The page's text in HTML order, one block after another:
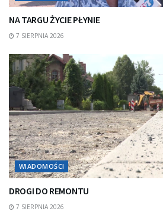
NA TARGU ŻYCIE PŁYNIE
7 SIERPNIA 2026
WIADOMOŚCI
DROGI DO REMONTU
7 SIERPNIA 2026